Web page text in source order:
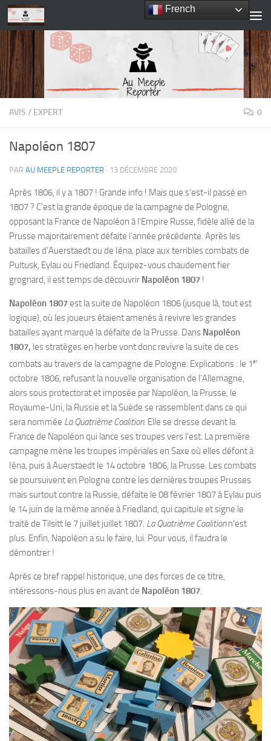
Skip to content
AVIS / EXPERT 0
Napoléon 1807
PAR AU MEEPLE REPORTER · 13 DÉCEMBRE 2020
Après 1806, il y a 1807 ! Grande info ! Mais que s’est-il passé en
1807 ? C’est la grande époque de la campagne de Pologne,
opposant la France de Napoléon à l’Empire Russe, fidèle allié de la
Prusse majoritairement défaite l’année précédente. Après les
batailles d’Auerstaedt ou de Iéna, place aux terribles combats de
Pultusk, Eylau ou Friedland. Équipez-vous chaudement fier
grognard, il est temps de découvrir Napoléon 1807 !
Napoléon 1807est la suite de Napoléon 1806 (jusque là, tout est
logique), où les joueurs étaient amenés à revivre les grandes
batailles ayant marqué la défaite de la Prusse. Dans Napoléon
1807, les stratèges en herbe vont donc revivre la suite de ces
combats au travers de la campagne de Pologne. Explications : le 1er
octobre 1806, refusant la nouvelle organisation de l’Allemagne,
alors sous protectorat et imposée par Napoléon, la Prusse, le
Royaume-Uni, la Russie et la Suède se rassemblent dans ce qui
sera nommée La Quatrième Coalition. Elle se dresse devant la
France de Napoléon qui lance ses troupes vers l’est. La première
campagne mène les troupes impériales en Saxe où elles défont à
Iéna, puis à Auerstaedt le 14 octobre 1806, la Prusse. Les combats
se poursuivent en Pologne contre les dernières troupes Prusses
mais surtout contre la Russie, défaite le 08 février 1807 à Eylau puis
le 14 juin de la même année à Friedland, qui capitule et signe le
traité de Tilsitt le 7 juillet juillet 1807. La Quatrième Coalitionn’est
plus. Enfin, Napoléon a su le faire, lui. Pour vous, il faudra le
démontrer !
Après ce bref rappel historique, une des forces de ce titre,
intéressons-nous plus en avant de Napoléon 1807.
French